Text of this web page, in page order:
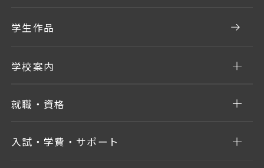
学生作品
学校案内
就職・資格
入試・学費・サポート